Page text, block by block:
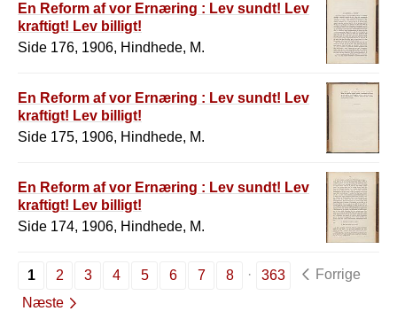
En Reform af vor Ernæring : Lev sundt! Lev
kraftigt! Lev billigt!
Side 176, 1906, Hindhede, M.
En Reform af vor Ernæring : Lev sundt! Lev
kraftigt! Lev billigt!
Side 175, 1906, Hindhede, M.
En Reform af vor Ernæring : Lev sundt! Lev
kraftigt! Lev billigt!
Side 174, 1906, Hindhede, M.
1 2 3 4 5 6 7 8 363
Forrige
Næste